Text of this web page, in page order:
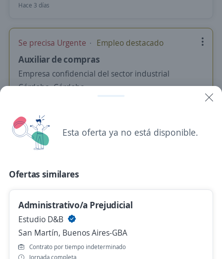
Hace 3 días
Se precisa Urgente Empleo destacado
Auxiliar de compras
Empresa confidencial del sector industrial
Córdoba, Córdoba
Hace 2 días
Asministración Contable
Empresa del sector Salud
Córdoba, Córdoba
$ 2.000,00 (Mensual)
Hace 2 días
Esta oferta ya no está disponible.
Ofertas similares
Administrativo/a Prejudicial
Estudio D&B
San Martín, Buenos Aires-GBA
Contrato por tiempo indeterminado
Jornada completa